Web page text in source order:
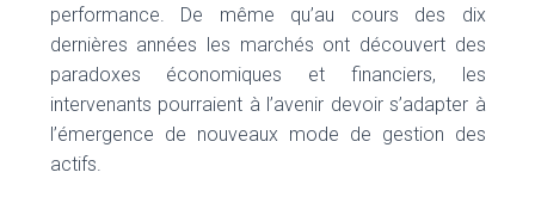
performance. De même qu’au cours des dix
dernières années les marchés ont découvert des
paradoxes économiques et financiers, les
intervenants pourraient à l’avenir devoir s’adapter à
l’émergence de nouveaux mode de gestion des
actifs.